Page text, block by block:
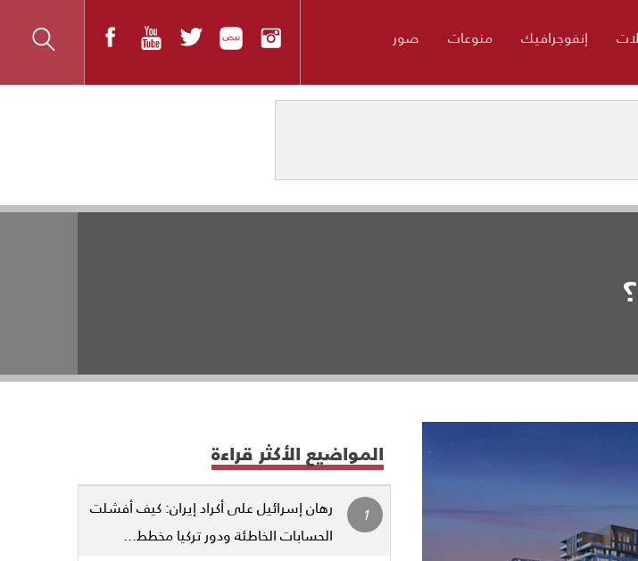
إنفوجرافيك منوعات صور
المواضيع الأكثر قراءة
رهان إسرائيل على أكراد إيران: كيف أفشلت
الحسابات الخاطئة ودور تركيا مخطط...